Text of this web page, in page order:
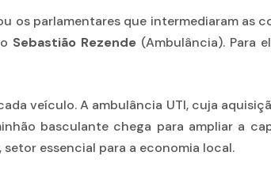
os parlamentares que intermediaram as
Sebastião Rezende (Ambulância). Para
veículo. A ambulância UTI, cuja
basculante chega para ampliar a
essencial para a economia local.